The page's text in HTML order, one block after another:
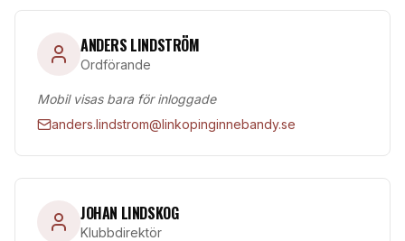
ANDERS LINDSTRÖM
Ordförande
Mobil visas bara för inloggade
anders.lindstrom@linkopinginnebandy.se
JOHAN LINDSKOG
Klubbdirektör